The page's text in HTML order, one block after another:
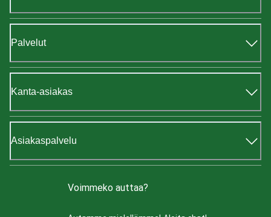
Palvelut
Kanta-asiakas
Asiakaspalvelu
Voimmeko auttaa?